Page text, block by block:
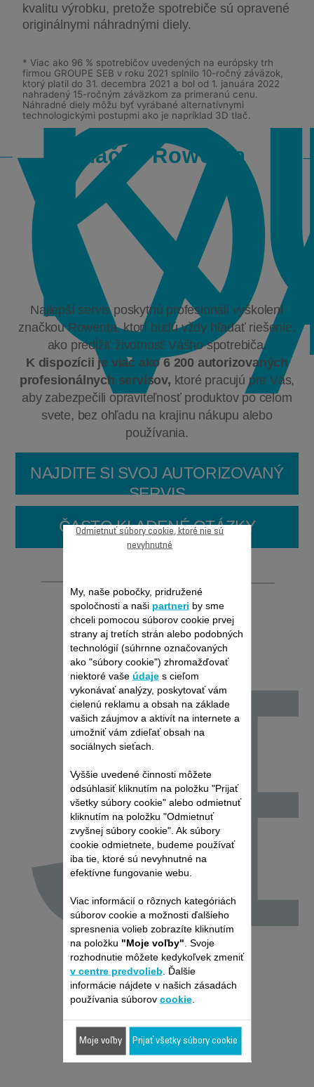
kvalitu výrobku, pretože spotrebiče sú opravené
originálnymi náhradnými diely.
* Viac ako 96 % spotrebičov uvedených na európsky trh
firmou GROUPE SEB v roku 2021 splnilo 10-ročný záväzok,
ktorý platil do 31. decembra 2021 a bol od 1. januára 2022
nahradený 15-ročným záväzkom za primeranú cenu.
Náhradné diely môžu byť vyrábané alternatívnymi
technologickými postupmi ako je napríklad 3D tlač.
Značka Rowenta
Najlepší servis poskytnú profesionáli vyškolení
značkou Rowenta, ktorí budú vždy hľadať riešenie,
ako predĺžiť životnosť Vášho spotrebiča.
K dispozícii je viac ako 6 200 autorizovaných
profesionálnych servisov, ktoré pracujú pre Vás,
aby zabezpečili opraviteľnosť produktov po celom
svete, bez ohľadu na krajinu nákupu alebo
používania.
NAJDITE SI SVOJ AUTORIZOVANÝ
SERVIS
ČASTO KLADENÉ OTÁZKY
My, naše pobočky, pridružené
spoločnosti a naši partneri by sme
chceli pomocou súborov cookie prvej
strany aj tretích strán alebo podobných
technológií (súhrnne označovaných
ako "súbory cookie") zhromažďovať
niektoré vaše údajes cieľom
vykonávať analýzy, poskytovať vám
cielenú reklamu a obsah na základe
vašich záujmov a aktivít na internete a
umožniť vám zdieľať obsah na
sociálnych sieťach.
Vyššie uvedené činnosti môžete
odsúhlasiť kliknutím na položku "Prijať
všetky súbory cookie" alebo odmietnuť
kliknutím na položku "Odmietnuť
zvyšnej súbory cookie". Ak súbory
cookie odmietnete, budeme používať
iba tie, ktoré sú nevyhnutné na
efektívne fungovanie webu.
Viac informácií o rôznych kategóriách
súborov cookie a možnosti ďalšieho
spresnenia volieb zobrazíte kliknutím
na položku "Moje voľby" . Svoje
rozhodnutie môžete kedykoľvek zmeniť
v centre predvolieb . Ďalšie
informácie nájdete v našich zásadách
používania súborov cookie.
Odmietnuť súbory cookie, ktoré nie sú
nevyhnutné
Moje voľby Prijať všetky súbory cookie